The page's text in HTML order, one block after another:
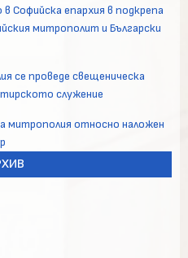
епархия в подкрепа
митрополит и Български
се проведе свещеническа
служение
митрополия относно наложен